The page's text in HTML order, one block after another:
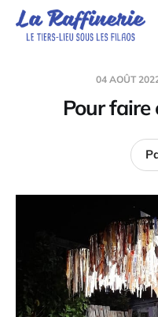
04 AOÛT
Pour faire